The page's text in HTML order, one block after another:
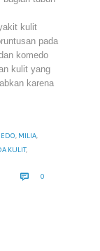
kulit
pada
komedo
kulit yang
karena
, MILIA,
KULIT,
 0